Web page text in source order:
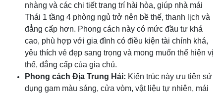
nhàng và các chi tiết trang trí hài hòa, giúp nhà mái
Thái 1 tầng 4 phòng ngủ trở nên bề thế, thanh lịch và
đẳng cấp hơn. Phong cách này có mức đầu tư khá
cao, phù hợp với gia đình có điều kiện tài chính khá,
yêu thích vẻ đẹp sang trọng và mong muốn thể hiện vị
thế, đẳng cấp của gia chủ.
Phong cách Địa Trung Hải: Kiến trúc này ưu tiên sử
dụng gam màu sáng, cửa vòm, vật liệu tự nhiên, mái